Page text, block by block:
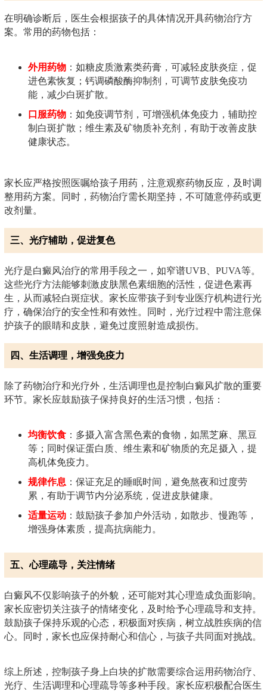
在明确诊断后，医生会根据孩子的具体情况开具药物治疗方
案。常用的药物包括：
外用药物 ：如糖皮质激素类药膏，可减轻皮肤炎症，促
进色素恢复；钙调磷酸酶抑制剂，可调节皮肤免疫功
能，减少白斑扩散。
口服药物 ：如免疫调节剂，可增强机体免疫力，辅助控
制白斑扩散；维生素及矿物质补充剂，有助于改善皮肤
健康状态。
家长应严格按照医嘱给孩子用药，注意观察药物反应，及时调
整用药方案。同时，药物治疗需长期坚持，不可随意停药或更
改剂量。
三、光疗辅助，促进复色
光疗是白癜风治疗的常用手段之一，如窄谱UVB、PUVA等。
这些光疗方法能够刺激皮肤黑色素细胞的活性，促进色素再
生，从而减轻白斑症状。家长应带孩子到专业医疗机构进行光
疗，确保治疗的安全性和有效性。同时，光疗过程中需注意保
护孩子的眼睛和皮肤，避免过度照射造成损伤。
四、生活调理，增强免疫力
除了药物治疗和光疗外，生活调理也是控制白癜风扩散的重要
环节。家长应鼓励孩子保持良好的生活习惯，包括：
均衡饮食 ：多摄入富含黑色素的食物，如黑芝麻、黑豆
等；同时保证蛋白质、维生素和矿物质的充足摄入，提
高机体免疫力。
规律作息 ：保证充足的睡眠时间，避免熬夜和过度劳
累，有助于调节内分泌系统，促进皮肤健康。
适量运动 ：鼓励孩子参加户外活动，如散步、慢跑等，
增强身体素质，提高抗病能力。
五、心理疏导，关注情绪
白癜风不仅影响孩子的外貌，还可能对其心理造成负面影响。
家长应密切关注孩子的情绪变化，及时给予心理疏导和支持。
鼓励孩子保持乐观的心态，积极面对疾病，树立战胜疾病的信
心。同时，家长也应保持耐心和信心，与孩子共同面对挑战。
综上所述，控制孩子身上白块的扩散需要综合运用药物治疗、
光疗、生活调理和心理疏导等多种手段。家长应积极配合医生